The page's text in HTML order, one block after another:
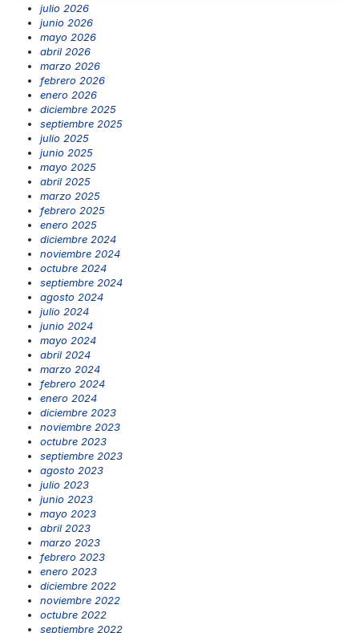
julio 2026
junio 2026
mayo 2026
abril 2026
marzo 2026
febrero 2026
enero 2026
diciembre 2025
septiembre 2025
julio 2025
junio 2025
mayo 2025
abril 2025
marzo 2025
febrero 2025
enero 2025
diciembre 2024
noviembre 2024
octubre 2024
septiembre 2024
agosto 2024
julio 2024
junio 2024
mayo 2024
abril 2024
marzo 2024
febrero 2024
enero 2024
diciembre 2023
noviembre 2023
octubre 2023
septiembre 2023
agosto 2023
julio 2023
junio 2023
mayo 2023
abril 2023
marzo 2023
febrero 2023
enero 2023
diciembre 2022
noviembre 2022
octubre 2022
septiembre 2022